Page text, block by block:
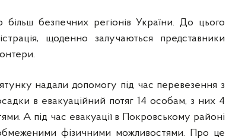
безпечних регіонів України. До цього
щоденно залучаються представники
надали допомогу під час перевезення з
в евакуаційний потяг 14 особам, з них 4
А під час евакуації в Покровському районі
фізичними можливостями. Про це